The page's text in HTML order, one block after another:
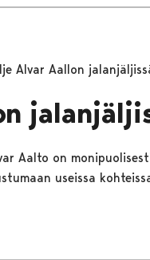
Alvar Aallon
Aalto on
useissa